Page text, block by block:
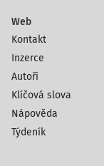
Web
Kontakt
Inzerce
Autoři
Klíčová slova
Nápověda
Týdeník